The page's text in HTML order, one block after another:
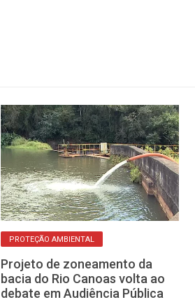
PROTEÇÃO AMBIENTAL
Projeto de zoneamento da
bacia do Rio Canoas volta ao
debate em Audiência Pública